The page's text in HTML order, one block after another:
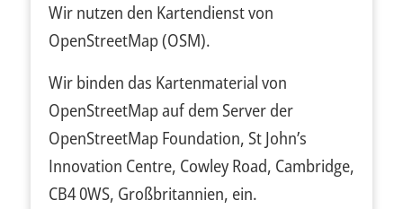
Wir nutzen den Kartendienst von
OpenStreetMap (OSM).
Wir binden das Kartenmaterial von
OpenStreetMap auf dem Server der
OpenStreetMap Foundation, St John’s
Innovation Centre, Cowley Road, Cambridge,
CB4 0WS, Großbritannien, ein.